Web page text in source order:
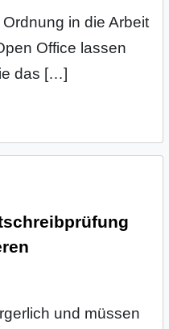
in die Arbeit
Office lassen
das […]
und müssen